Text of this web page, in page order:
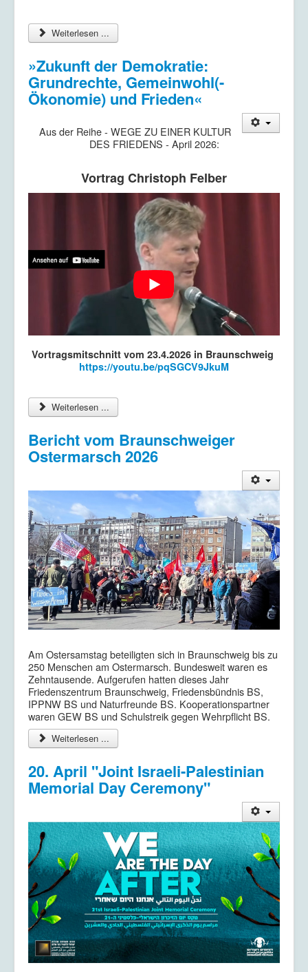
Weiterlesen ...
»Zukunft der Demokratie:
Grundrechte, Gemeinwohl(-
Ökonomie) und Frieden«
Aus der Reihe - WEGE ZU EINER KULTUR
DES FRIEDENS - April 2026:
Vortrag Christoph Felber
Vortragsmitschnitt vom 23.4.2026 in Braunschweig
https://youtu.be/pqSGCV9JkuM
Weiterlesen ...
Bericht vom Braunschweiger
Ostermarsch 2026
Am Ostersamstag beteiligten sich in Braunschweig bis zu
250 Menschen am Ostermarsch. Bundesweit waren es
Zehntausende. Aufgerufen hatten dieses Jahr
Friedenszentrum Braunschweig, Friedensbündnis BS,
IPPNW BS und Naturfreunde BS. Kooperationspartner
waren GEW BS und Schulstreik gegen Wehrpflicht BS.
Weiterlesen ...
20. April "Joint Israeli-Palestinian
Memorial Day Ceremony"